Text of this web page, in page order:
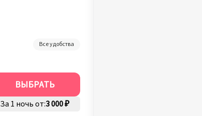
Все удобства
ВЫБРАТЬ
За 1 ночь от:3 000 ₽